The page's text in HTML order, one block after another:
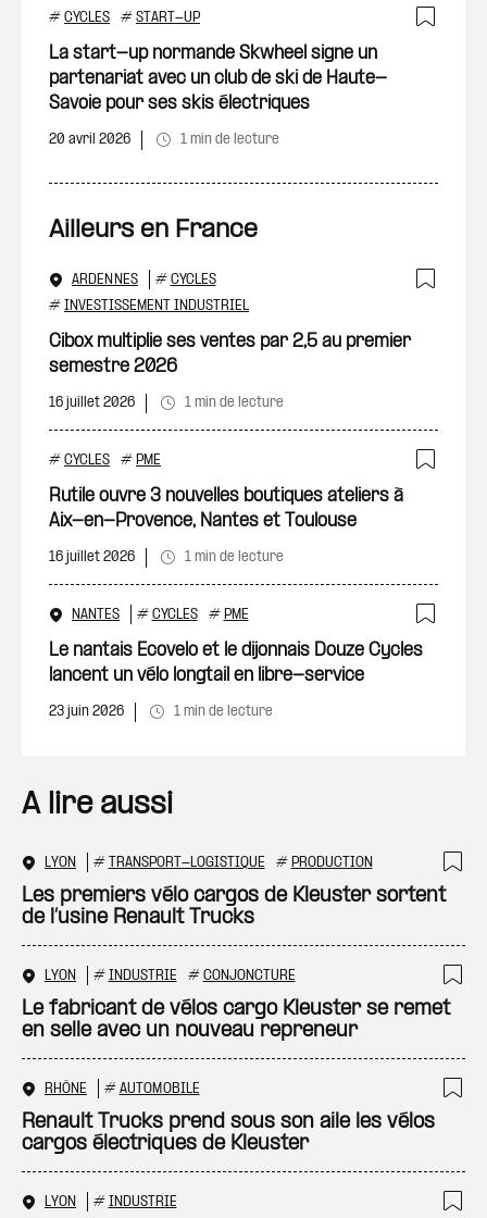
# CYCLES # START-UP
La start-up normande Skwheel signe un
partenariat avec un club de ski de Haute-
Savoie pour ses skis électriques
20 avril 2026 1 min de lecture
Ailleurs en France
ARDENNES # CYCLES
# INVESTISSEMENT INDUSTRIEL
Cibox multiplie ses ventes par 2,5 au premier
semestre 2026
16 juillet 2026 1 min de lecture
# CYCLES # PME
Rutile ouvre 3 nouvelles boutiques ateliers à
Aix-en-Provence, Nantes et Toulouse
16 juillet 2026 1 min de lecture
NANTES # CYCLES # PME
Le nantais Ecovelo et le dijonnais Douze Cycles
lancent un vélo longtail en libre-service
23 juin 2026 1 min de lecture
A lire aussi
LYON # TRANSPORT-LOGISTIQUE # PRODUCTION
Les premiers vélo cargos de Kleuster sortent
de l’usine Renault Trucks
LYON # INDUSTRIE # CONJONCTURE
Le fabricant de vélos cargo Kleuster se remet
en selle avec un nouveau repreneur
RHÔNE # AUTOMOBILE
Renault Trucks prend sous son aile les vélos
cargos électriques de Kleuster
LYON # INDUSTRIE